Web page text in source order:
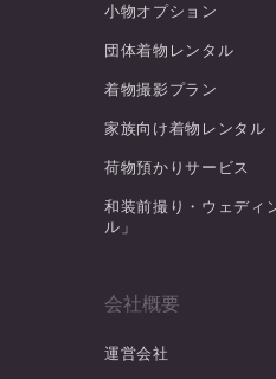
小物オプション
団体着物レンタル
着物撮影プラン
家族向け着物レンタル
荷物預かりサービス
和装前撮り・ウェディ
ル」
会社概要
運営会社